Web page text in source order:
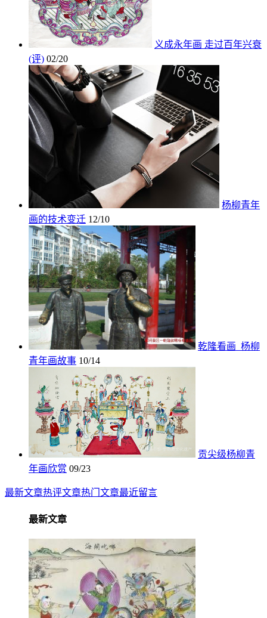
义成永年画 走过百年兴衰
(评) 02/20
杨柳青年
画的技术变迁 12/10
乾隆看画_杨柳
青年画故事 10/14
贡尖级杨柳青
年画欣赏 09/23
最新文章热评文章热门文章最近留言
最新文章